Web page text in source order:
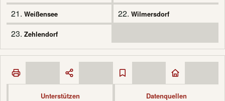
21. Weißensee 22. Wilmersdorf
23. Zehlendorf
Unterstützen Datenquellen